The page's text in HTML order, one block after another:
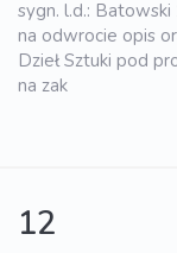
sygn. l.d.: Batowski
na odwrocie opis
Dzieł Sztuki pod
na zak
12